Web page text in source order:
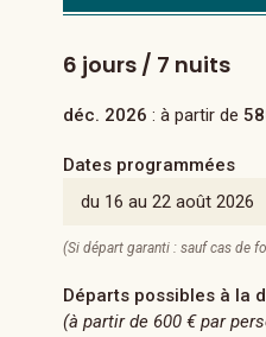
6 jours / 7 nuits
déc. 2026 : à partir de
Dates programmées
du 16 au 22 août 2026
(Si départ garanti : sauf cas de
Départs possibles à la
(à partir de 600 €par